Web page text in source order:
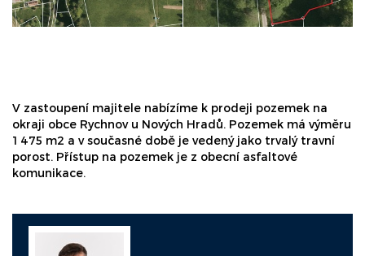
V zastoupení majitele nabízíme k prodeji pozemek na
okraji obce Rychnov u Nových Hradů. Pozemek má výměru
1 475 m2 a v současné době je vedený jako trvalý travní
porost. Přístup na pozemek je z obecní asfaltové
komunikace.